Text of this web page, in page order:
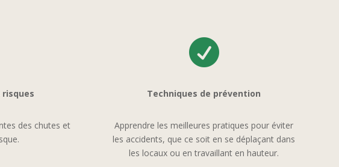
des chutes et

Techniques de prévention
Apprendre les meilleures pratiques pour éviter
les accidents, que ce soit en se déplaçant dans
les locaux ou en travaillant en hauteur.